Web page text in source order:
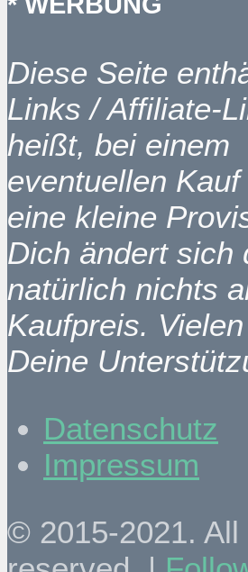
Diese Seite
Links / Affiliate-
heißt, bei einem
eventuellen
eine kleine
Dich ändert sich
natürlich nichts
Kaufpreis.
Deine
Datenschutz
Impressum
© 2015-2021. All